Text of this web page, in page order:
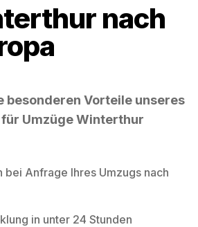
nach
besonderen Vorteile unseres
Umzüge Winterthur
bei Anfrage Ihres Umzugs nach
in unter 24 Stunden